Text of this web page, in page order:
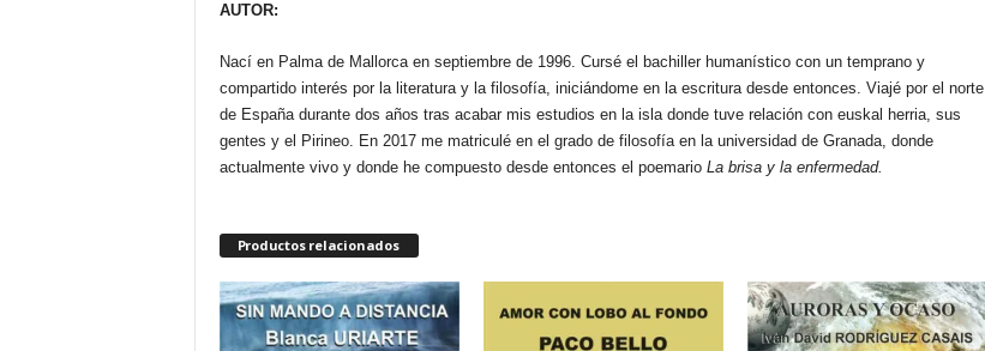
AUTOR:
Nací en Palma de Mallorca en septiembre de 1996. Cursé el bachiller humanístico con un temprano y
compartido interés por la literatura y la filosofía, iniciándome en la escritura desde entonces. Viajé por el norte
de España durante dos años tras acabar mis estudios en la isla donde tuve relación con euskal herria, sus
gentes y el Pirineo. En 2017 me matriculé en el grado de filosofía en la universidad de Granada, donde
actualmente vivo y donde he compuesto desde entonces el poemario La brisa y la enfermedad.
Productos relacionados